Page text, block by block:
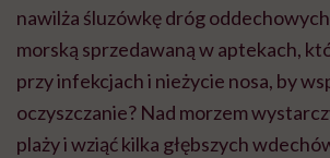
nawilża śluzówkę dróg
morską sprzedawaną w aptekach,
przy infekcjach i nieżycie nosa, by
oczyszczanie? Nad morzem
plaży i wziąć kilka głębszych